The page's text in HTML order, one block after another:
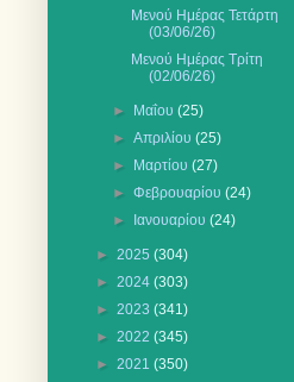
Μενού Ημέρας Τετάρτη
(03/06/26)
Μενού Ημέρας Τρίτη
(02/06/26)
► Μαΐου(25)
►Απριλίου(25)
►
Μαρτίου(27)
►Φεβρουαρίου(24)
►
Ιανουαρίου(24)
► 2025 (304)
► 2024 (303)
► 2023 (341)
► 2022 (345)
► 2021 (350)